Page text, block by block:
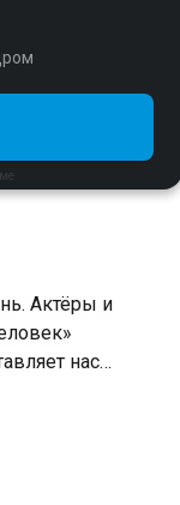
Актёры и
нас
за кадром
России.